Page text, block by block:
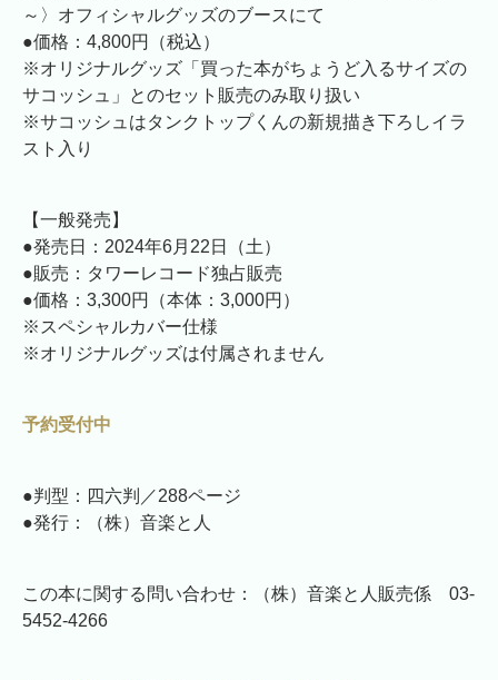
～〉オフィシャルグッズのブースにて
●価格：4,800円（税込）
※オリジナルグッズ「買った本がちょうど入るサイズの
サコッシュ」とのセット販売のみ取り扱い
※サコッシュはタンクトップくんの新規描き下ろしイラ
スト入り
【一般発売】
●発売日：2024年6月22日（土）
●販売：タワーレコード独占販売
●価格：3,300円（本体：3,000円）
※スペシャルカバー仕様
※オリジナルグッズは付属されません
予約受付中
●判型：四六判／288ページ
●発行：（株）音楽と人
この本に関する問い合わせ：（株）音楽と人販売係 03-
5452-4266